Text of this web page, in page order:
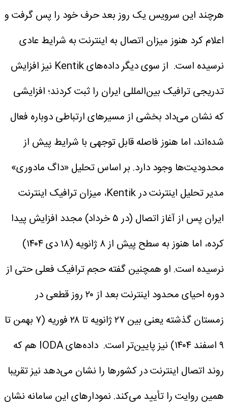
هرچند این سرویس یک روز بعد حرف خود را پس گرفت و
اعلام کرد هنوز میزان اتصال به اینترنت به شرایط عادی
نرسیده است.
از سوی دیگر داده‌های Kentik نیز افزایش
تدریجی ترافیک بین‌المللی ایران را ثبت کردند؛ افزایشی
که نشان می‌داد بخشی از مسیرهای ارتباطی دوباره فعال
شده‌اند، اما هنوز فاصله قابل توجهی با شرایط پیش از
محدودیت‌ها وجود دارد. بر اساس تحلیل «داگ مادوری»
مدیر تحلیل اینترنت در Kentik، میزان ترافیک اینترنت
ایران پس از آغاز اتصال (در ۵ خرداد) مجدد افزایش پیدا
کرده، اما هنوز به سطح پیش از ۸ ژانویه (۱۸ دی ۱۴۰۴)
نرسیده است. او همچنین گفته حجم ترافیک فعلی حتی از
دوره احیای محدود اینترنت بعد از ۲۰ روز قطعی در
زمستان گذشته یعنی بین ۲۷ ژانویه تا ۲۸ فوریه (۷ بهمن تا
۹ اسفند ۱۴۰۴) نیز پایین‌تر است.
داده‌های IODA هم که
روند اتصال اینترنت در کشورها را نشان می‌دهد نیز تقریبا
همین روایت را تأیید می‌کند. نمودارهای این سامانه نشان